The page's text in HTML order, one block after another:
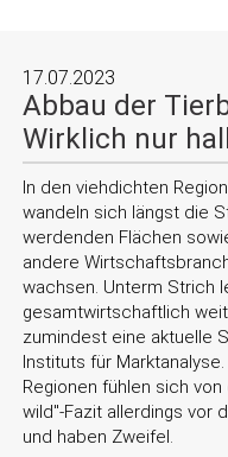
17.07.2023
Abbau der
Wirklich nur
In den viehdichten
wandeln sich längst die
werdenden Flächen
andere
wachsen. Unterm Strich
gesamtwirtschaftlich
zumindest eine aktuelle
Instituts für
Regionen fühlen sich
wild -Fazit allerdings vor
und haben Zweifel.